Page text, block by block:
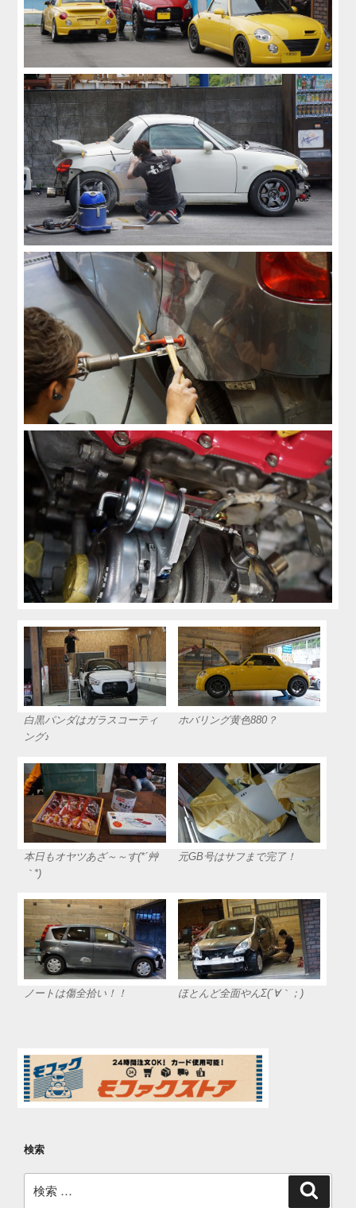
白黒パンダはガラスコーティ
ング♪
ホバリング黄色880？
本日もオヤツあざ～～す(*´艸
｀*)
元GB号はサフまで完了！
ノートは傷全拾い！！ ほとんど全面やんΣ(´∀｀；)
検索
索: